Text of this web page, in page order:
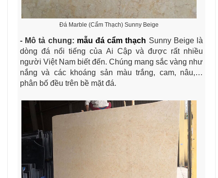
Đá Marble (Cẩm Thạch) Sunny Beige
- Mô tả chung: mẫu đá cẩm thạch Sunny Beige là
dòng đá nổi tiếng của Ai Cập và được rất nhiều
người Việt Nam biết đến. Chúng mang sắc vàng như
nắng và các khoáng sản màu trắng, cam, nâu,…
phân bố đều trên bề mặt đá.